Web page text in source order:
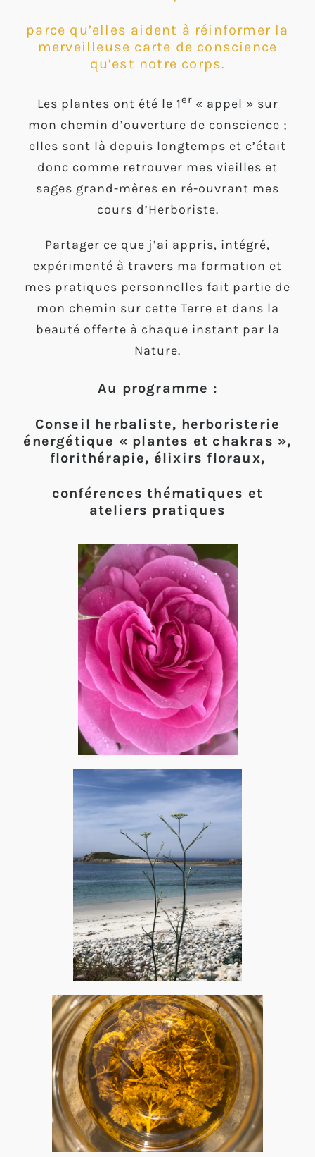
parce qu’elles aident à réinformer la
merveilleuse carte de conscience
qu’est notre corps.
Les plantes ont été le 1er« appel » sur
mon chemin d’ouverture de conscience ;
elles sont là depuis longtemps et c’était
donc comme retrouver mes vieilles et
sages grand-mères en ré-ouvrant mes
cours d’Herboriste.
Partager ce que j’ai appris, intégré,
expérimenté à travers ma formation et
mes pratiques personnelles fait partie de
mon chemin sur cette Terre et dans la
beauté offerte à chaque instant par la
Nature.
Au programme :
Conseil herbaliste, herboristerie
énergétique « plantes et chakras »,
florithérapie, élixirs floraux,
conférences thématiques et
ateliers pratiques